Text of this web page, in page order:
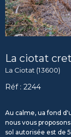
La ciotat
La Ciotat (13600)
Réf : 2244
Au calme, ua fond
nous vous
sol autorisée est de